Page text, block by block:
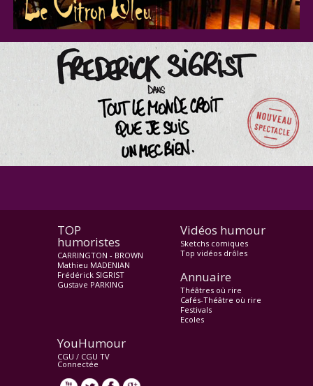
TOP
humoristes
CARRINGTON - BROWN
Mathieu MADENIAN
Frédérick SIGRIST
Gustave PARKING
Vidéos humour
Sketchs comiques
Top vidéos drôles
Annuaire
Théâtres où rire
Cafés-Théâtre où rire
Festivals
Ecoles
YouHumour
CGU / CGU TV
Connectée